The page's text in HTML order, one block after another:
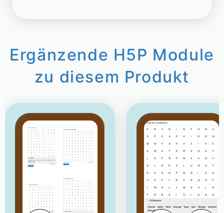
Ergänzende H5P Module
zu diesem Produkt